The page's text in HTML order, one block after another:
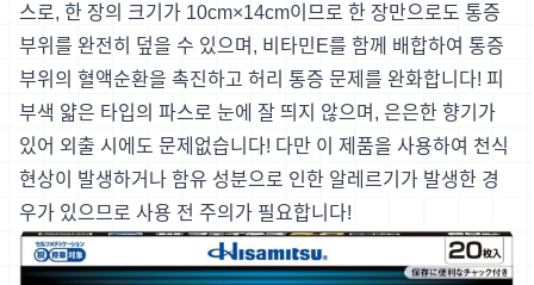
스로, 한 장의 크기가 10cm×14cm이므로 한 장만으로도 통증
부위를 완전히 덮을 수 있으며, 비타민E를 함께 배합하여 통증
부위의 혈액순환을 촉진하고 허리 통증 문제를 완화합니다! 피
부색 얇은 타입의 파스로 눈에 잘 띄지 않으며, 은은한 향기가
있어 외출 시에도 문제없습니다! 다만 이 제품을 사용하여 천식
현상이 발생하거나 함유 성분으로 인한 알레르기가 발생한 경
우가 있으므로 사용 전 주의가 필요합니다!